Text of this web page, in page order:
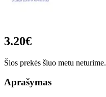
3.20€
Šios prekės šiuo metu neturime.
Aprašymas